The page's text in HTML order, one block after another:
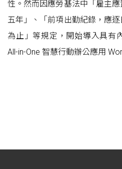
性。然而因應勞基法中「雇主
五年」、「前項出勤紀錄，應
為止」等規定，開始導入具有
All-in-One 智慧行動辦公應用
Posts navigation